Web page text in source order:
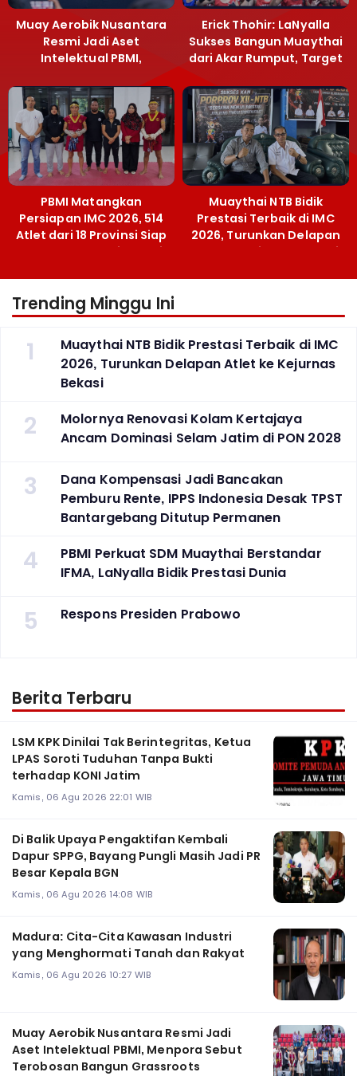
Muay Aerobik Nusantara
Resmi Jadi Aset
Intelektual PBMI,
Terobosan Bangun
Grassroots
Erick Thohir: LaNyalla
Sukses Bangun Muaythai
dari Akar Rumput, Target
PBMI Matangkan
Persiapan IMC 2026, 514
Atlet dari 18 Provinsi Siap
Berlaga Besok di Bekasi
Muaythai NTB Bidik
Prestasi Terbaik di IMC
2026, Turunkan Delapan
Atlet ke Kejurnas Bekasi
Trending Minggu Ini
1
Muaythai NTB Bidik Prestasi Terbaik di IMC
2026, Turunkan Delapan Atlet ke Kejurnas
Bekasi
2
Molornya Renovasi Kolam Kertajaya
Ancam Dominasi Selam Jatim di PON 2028
3
Dana Kompensasi Jadi Bancakan
Pemburu Rente, IPPS Indonesia Desak TPST
Bantargebang Ditutup Permanen
4
PBMI Perkuat SDM Muaythai Berstandar
IFMA, LaNyalla Bidik Prestasi Dunia
5 Respons Presiden Prabowo
Berita Terbaru
LSM KPK Dinilai Tak Berintegritas, Ketua
LPAS Soroti Tuduhan Tanpa Bukti
terhadap KONI Jatim
Kamis, 06 Agu 2026 22:01 WIB
Di Balik Upaya Pengaktifan Kembali
Dapur SPPG, Bayang Pungli Masih Jadi PR
Besar Kepala BGN
Kamis, 06 Agu 2026 14:08 WIB
Madura: Cita-Cita Kawasan Industri
yang Menghormati Tanah dan Rakyat
Kamis, 06 Agu 2026 10:27 WIB
Muay Aerobik Nusantara Resmi Jadi
Aset Intelektual PBMI, Menpora Sebut
Terobosan Bangun Grassroots